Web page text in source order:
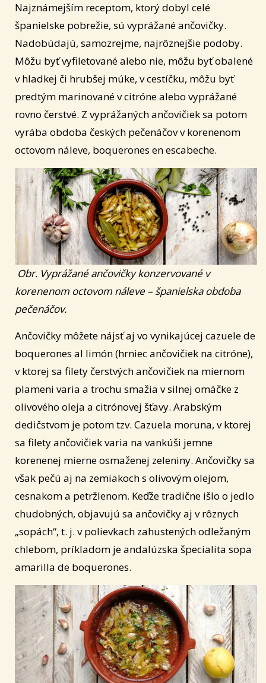
Najznámejším receptom, ktorý dobyl celé
španielske pobrežie, sú vyprážané ančovičky.
Nadobúdajú, samozrejme, najrôznejšie podoby.
Môžu byť vyfiletované alebo nie, môžu byť obalené
v hladkej či hrubšej múke, v cestíčku, môžu byť
predtým marinované v citróne alebo vyprážané
rovno čerstvé. Z vyprážaných ančovičiek sa potom
vyrába obdoba českých pečenáčov v korenenom
octovom náleve, boquerones en escabeche.
Obr. Vyprážané ančovičky konzervované v
korenenom octovom náleve – španielska obdoba
pečenáčov.
Ančovičky môžete nájsť aj vo vynikajúcej cazuele de
boquerones al limón (hrniec ančovičiek na citróne),
v ktorej sa filety čerstvých ančovičiek na miernom
plameni varia a trochu smažia v silnej omáčke z
olivového oleja a citrónovej šťavy. Arabským
dedičstvom je potom tzv. Cazuela moruna, v ktorej
sa filety ančovičiek varia na vankúši jemne
korenenej mierne osmaženej zeleniny. Ančovičky sa
však pečú aj na zemiakoch s olivovým olejom,
cesnakom a petržlenom. Keďže tradične išlo o jedlo
chudobných, objavujú sa ančovičky aj v rôznych
„sopách“, t. j. v polievkach zahustených odležaným
chlebom, príkladom je andalúzska špecialita sopa
amarilla de boquerones.